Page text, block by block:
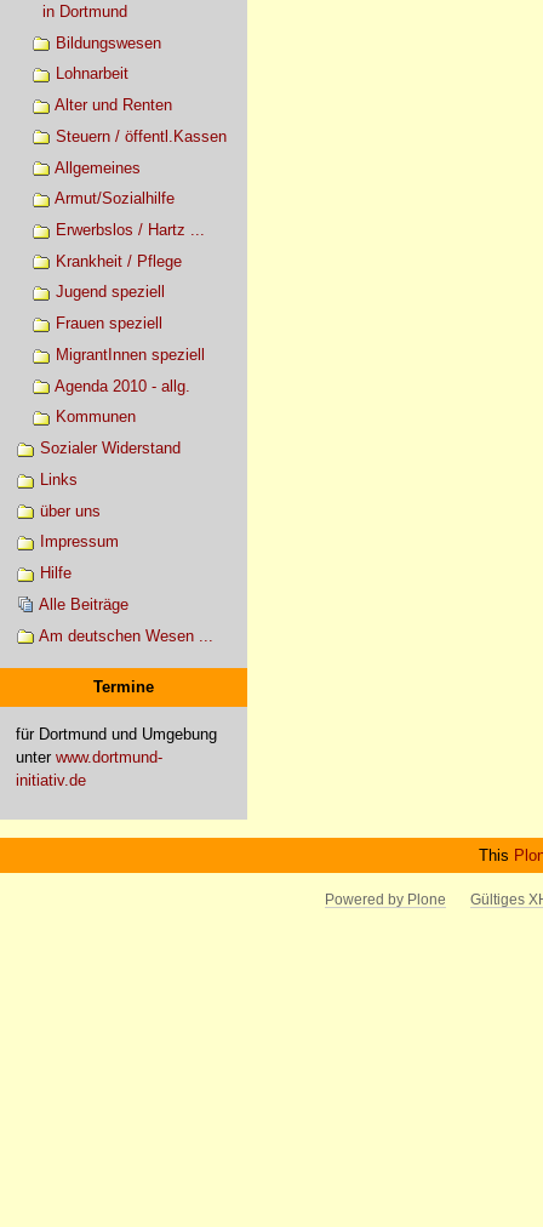
in Dortmund
Bildungswesen
Lohnarbeit
Alter und Renten
Steuern / öffentl.Kassen
Allgemeines
Armut/Sozialhilfe
Erwerbslos / Hartz ...
Krankheit / Pflege
Jugend speziell
Frauen speziell
MigrantInnen speziell
Agenda 2010 - allg.
Kommunen
Sozialer Widerstand
Links
über uns
Impressum
Hilfe
Alle Beiträge
Am deutschen Wesen ...
Termine
für Dortmund und Umgebung
unter www.dortmund-
initiativ.de
This
Powered by Plone Gültiges